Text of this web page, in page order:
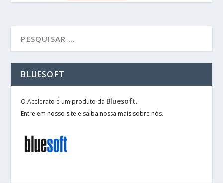
BLUESOFT
O Acelerato é um produto da Bluesoft.
Entre em nosso site e saiba nossa mais sobre nós.